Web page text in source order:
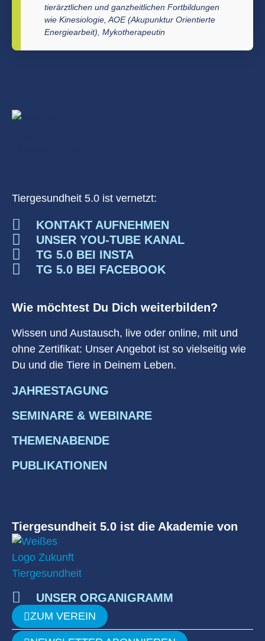
tierärztlichen und ganzheitlichen Fortbildungen
wie Kinesiologie, AOE (Akupunktur Orientierte
Energiearbeit), Mykotherapeutin
Tiergesundheit 5.0 ist vernetzt:
KONTAKT AUFNEHMEN
UNSER YOU-TUBE KANAL
TG 5.0 BEI INSTA
TG 5.0 BEI FACEBOOK
Wie möchtest Du Dich weiterbilden?
Wissen und Austausch, live oder online, mit und
ohne Zertifikat: Unser Angebot ist so vielseitig wie
Du und die Tiere in Deinem Leben.
JAHRESTAGUNG
SEMINARE & WEBINARE
THEMENABENDE
PUBLIKATIONEN
Tiergesundheit 5.0 ist die Akademie von
UNSER ORGANIGRAMM
ZUM VEREIN